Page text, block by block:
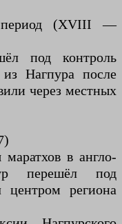
период (XVIII —
под контроль
Нагпура после
через местных
в англо-
перешёл под
центром региона